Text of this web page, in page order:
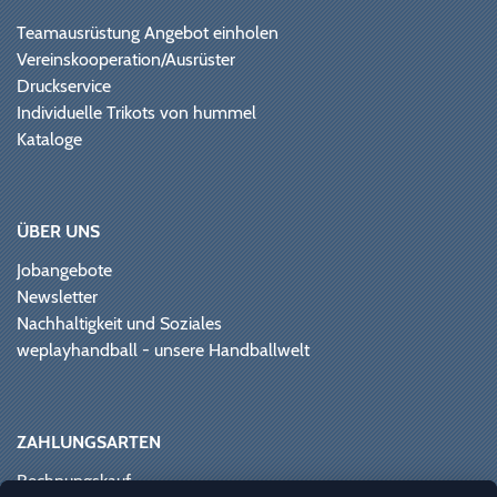
Teamausrüstung Angebot einholen
Vereinskooperation/Ausrüster
Druckservice
Individuelle Trikots von hummel
Kataloge
ÜBER UNS
Jobangebote
Newsletter
Nachhaltigkeit und Soziales
weplayhandball - unsere Handballwelt
ZAHLUNGSARTEN
Rechnungskauf